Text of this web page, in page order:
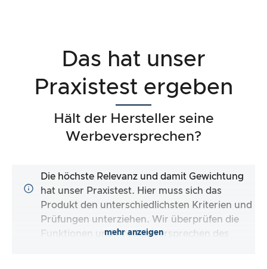
Das hat unser
Praxistest ergeben
Hält der Hersteller seine
Werbeversprechen?
Die höchste Relevanz und damit Gewichtung
hat unser Praxistest. Hier muss sich das
Produkt den unterschiedlichsten Kriterien und
Prüfungen unterziehen. Wir überprüfen die
Funktionen und Produktversprechen des
mehr anzeigen